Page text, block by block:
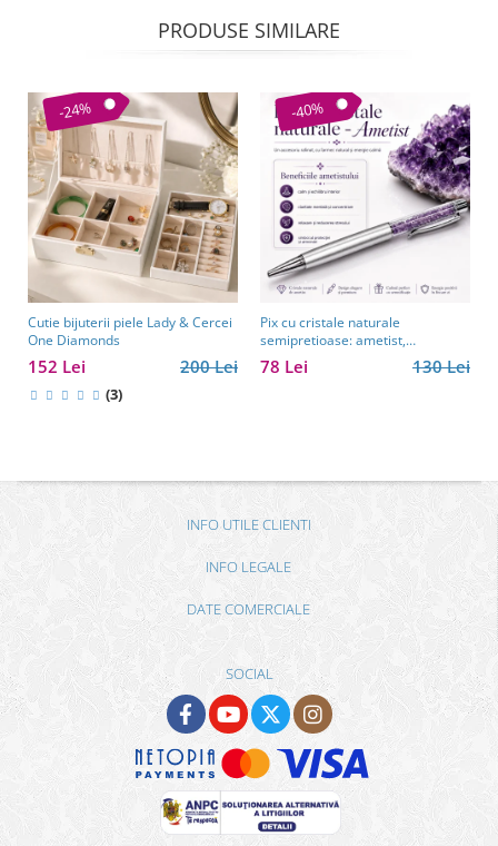
PRODUSE SIMILARE
-24%
Cutie bijuterii piele Lady & Cercei
One Diamonds
200 Lei
152 Lei
(3)
-40%
Pix cu cristale naturale
semipretioase: ametist,
aventurin, lapis lazuli, ochi de
tigru, citrin și cuarț roz
130 Lei
78 Lei
INFO UTILE CLIENTI
INFO LEGALE
DATE COMERCIALE
SOCIAL